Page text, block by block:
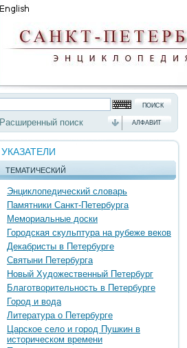
Расширенный поиск АЛФАВИТ
УКАЗАТЕЛИ
ТЕМАТИЧЕСКИЙ
Энциклопедический словарь
Памятники Санкт-Петербурга
Мемориальные доски
Городская скульптура на рубеже веков
Декабристы в Петербурге
Святыни Петербурга
Новый Художественный Петербург
Благотворительность в Петербурге
Город и вода
Литература о Петербурге
Царское село и город Пушкин в
историческом времени